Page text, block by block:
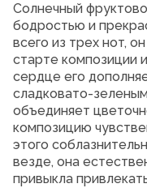
Солнечный
бодростью и
всего из трех нот,
старте композиции
сердце его
сладковато-
объединяет
композицию
этого
везде, она
привыкла